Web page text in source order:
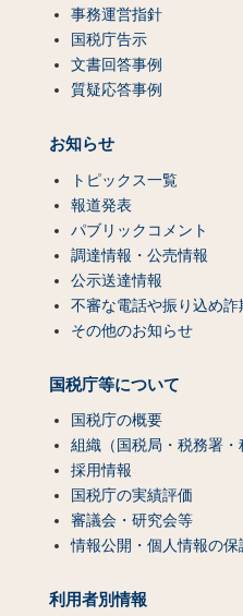
事務運営指針
国税庁告示
文書回答事例
質疑応答事例
お知らせ
トピックス一覧
報道発表
パブリックコメント
調達情報・公売情報
公示送達情報
不審な電話や振り込め詐
その他のお知らせ
国税庁等について
国税庁の概要
組織（国税局・税務署・
採用情報
国税庁の実績評価
審議会・研究会等
情報公開・個人情報の保
利用者別情報